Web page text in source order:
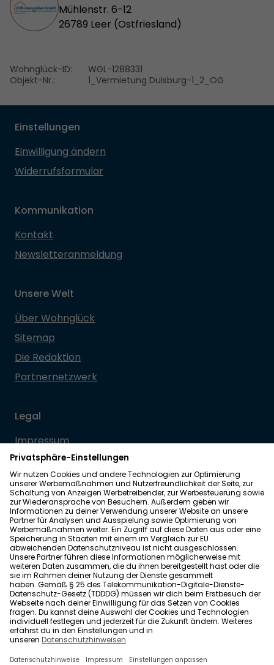
Mühlenstr. 6-12
26789 Leer (Ostfriesland)
Wohnglück-ID:
Objekt-Nr.:
WGL-1288331
1_Vermietung Duisburg-1_2_OG
Einstellungen
Einwilligung ändern
Widerrufsformular
Kommunikation
Kontakt
Newsletteranmeldung
Unsere Welt
Über Wohnglück
Sitemap
Die Redaktion
Partnernetzwerk
Legal
Impressum
Datenschutz
Allgemeine Geschäftsbedingungen
Barrierefreiheit
Wohnglück folgen